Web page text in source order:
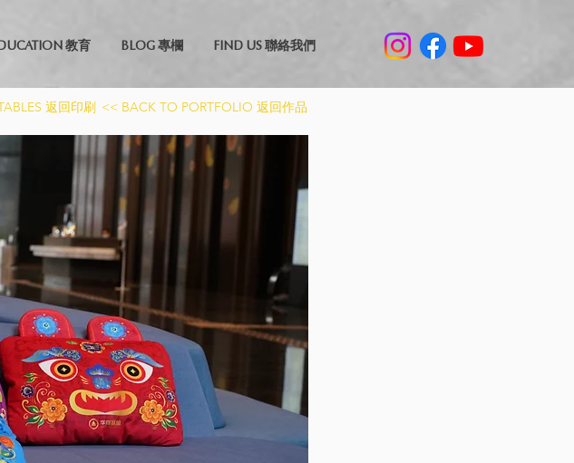
教育 BLOG 專欄 FIND US 聯絡我們
返回印刷 << BACK TO PORTFOLIO 返回作品